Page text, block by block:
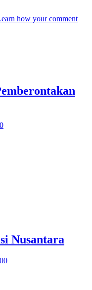
how your comment
Nusantara